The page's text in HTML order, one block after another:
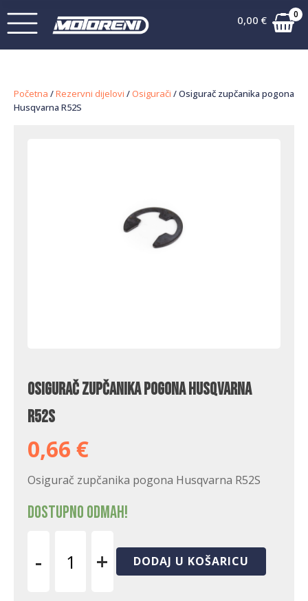
0,00 € 0
Početna /Rezervni dijelovi / Osigurači / Osigurač zupčanika pogona
Husqvarna R52S
Osigurač zupčanika pogona Husqvarna
R52S
0,66 €
Osigurač zupčanika pogona Husqvarna R52S
Dostupno odmah!
- + DODAJ U KOŠARICU